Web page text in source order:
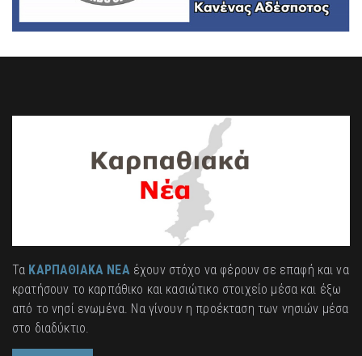
Τα ΚΑΡΠΑΘΙΑΚΑ ΝΕΑέχουν στόχο να φέρουν σε επαφή και να
κρατήσουν το καρπάθικο και κασιώτικο στοιχείο μέσα και έξω
από το νησί ενωμένα. Να γίνουν η προέκταση των νησιών μέσα
στο διαδύκτιο.